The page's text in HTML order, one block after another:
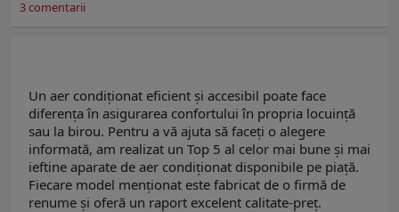
3comentarii
Un aer condiționat eficient și accesibil poate face
diferența în asigurarea confortului în propria locuință
sau la birou. Pentru a vă ajuta să faceți o alegere
informată, am realizat un Top 5 al celor mai bune și mai
ieftine aparate de aer condiționat disponibile pe piață.
Fiecare model menționat este fabricat de o firmă de
renume și oferă un raport excelent calitate-preț.